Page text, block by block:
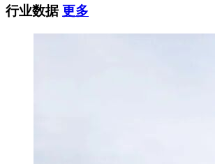
行业数据更多